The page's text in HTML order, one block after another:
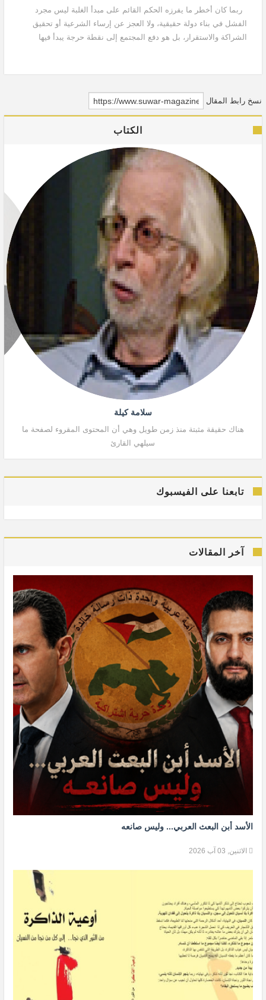
ربما كان أخطر ما يفرزه الحكم القائم على مبدأ الغلبة ليس مجرد
الفشل في بناء دولة حقيقية، ولا العجز عن إرساء الشرعية أو تحقيق
الشراكة والاستقرار، بل هو دفع المجتمع إلى نقطة حرجة يبدأ فيها
نسخ رابط المقال
الكتاب
سلامة كيلة
هناك حقيقة مثبتة منذ زمن طويل وهي أن المحتوى المقروء لصفحة ما
سيلهي القارئ
تابعنا على الفيسبوك
آخر المقالات
الأسد أبن البعث العربي... وليس صانعه
الاثنين, 03 آب 2026